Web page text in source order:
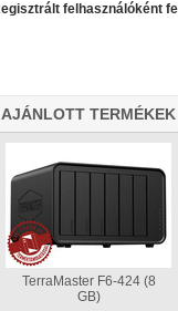
• USB 3.2 Gen2
olvasási sebesség
halk ventilátor
felhasználóként
AJÁNLOTT TERMÉKEK
TerraMaster F6-424 (8
GB)